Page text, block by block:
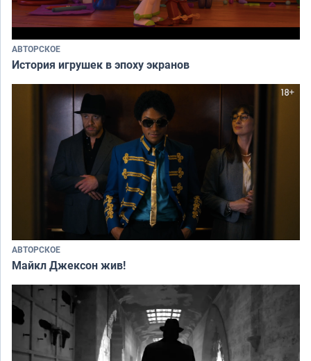
АВТОРСКОЕ
История игрушек в эпоху экранов
АВТОРСКОЕ
Майкл Джексон жив!